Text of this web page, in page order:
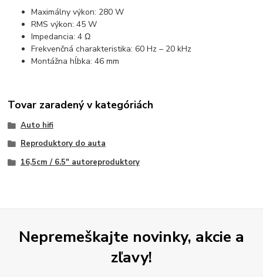
Maximálny výkon: 280 W
RMS výkon: 45 W
Impedancia: 4 Ω
Frekvenčná charakteristika: 60 Hz – 20 kHz
Montážna hĺbka: 46 mm
Tovar zaradený v kategóriách
Auto hifi
Reproduktory do auta
16,5cm / 6.5" autoreproduktory
Nepremeškajte novinky, akcie a
zľavy!